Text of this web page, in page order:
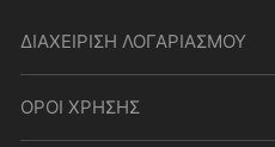
ΔΙΑΧΕΙΡΙΣΗ ΛΟΓΑΡΙΑΣΜΟΥ
ΟΡΟΙ ΧΡΗΣΗΣ